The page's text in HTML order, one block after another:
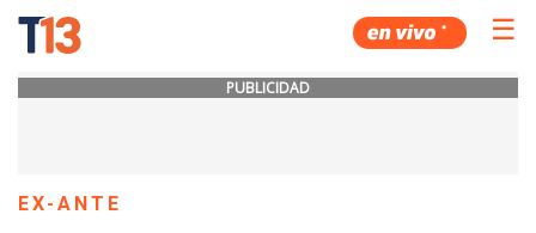
☰
PUBLICIDAD
EX-ANTE